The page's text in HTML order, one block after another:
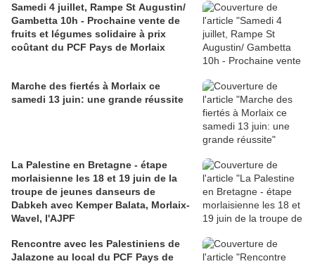
Samedi 4 juillet, Rampe St Augustin/
Gambetta 10h - Prochaine vente de
fruits et légumes solidaire à prix
coûtant du PCF Pays de Morlaix
Marche des fiertés à Morlaix ce
samedi 13 juin: une grande réussite
La Palestine en Bretagne - étape
morlaisienne les 18 et 19 juin de la
troupe de jeunes danseurs de
Dabkeh avec Kemper Balata, Morlaix-
Wavel, l'AJPF
Rencontre avec les Palestiniens de
Jalazone au local du PCF Pays de